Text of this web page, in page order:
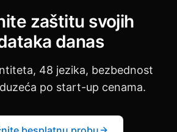
zaštitu svojih
danas
48 jezika, bezbednost
po start-up cenama.